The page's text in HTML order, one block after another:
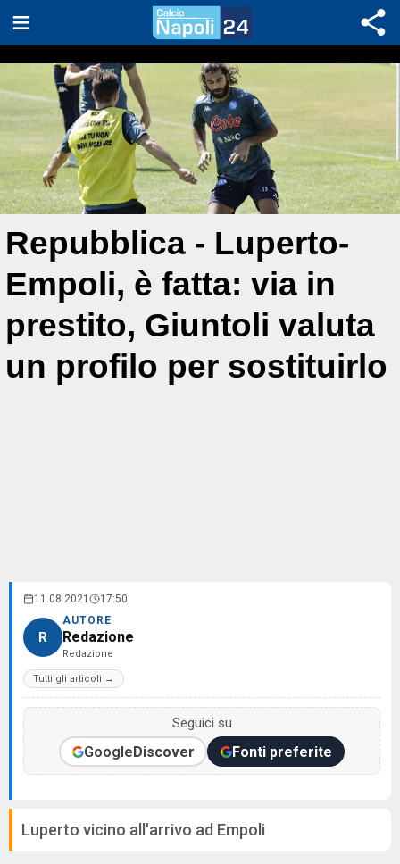
Repubblica - Luperto-
Empoli, è fatta: via in
prestito, Giuntoli valuta
un profilo per sostituirlo
11.08.2021 17:50
R
AUTORE
Redazione
Redazione
Tutti gli articoli →
Seguici su
GoogleDiscover Fonti preferite
Luperto vicino all'arrivo ad Empoli